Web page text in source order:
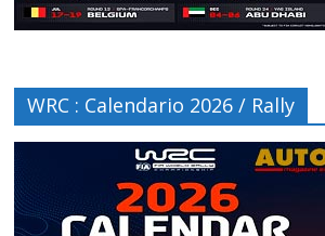
WRC : Calendario 2026 / Rally